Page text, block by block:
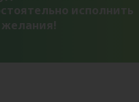
исполнить
исполнить